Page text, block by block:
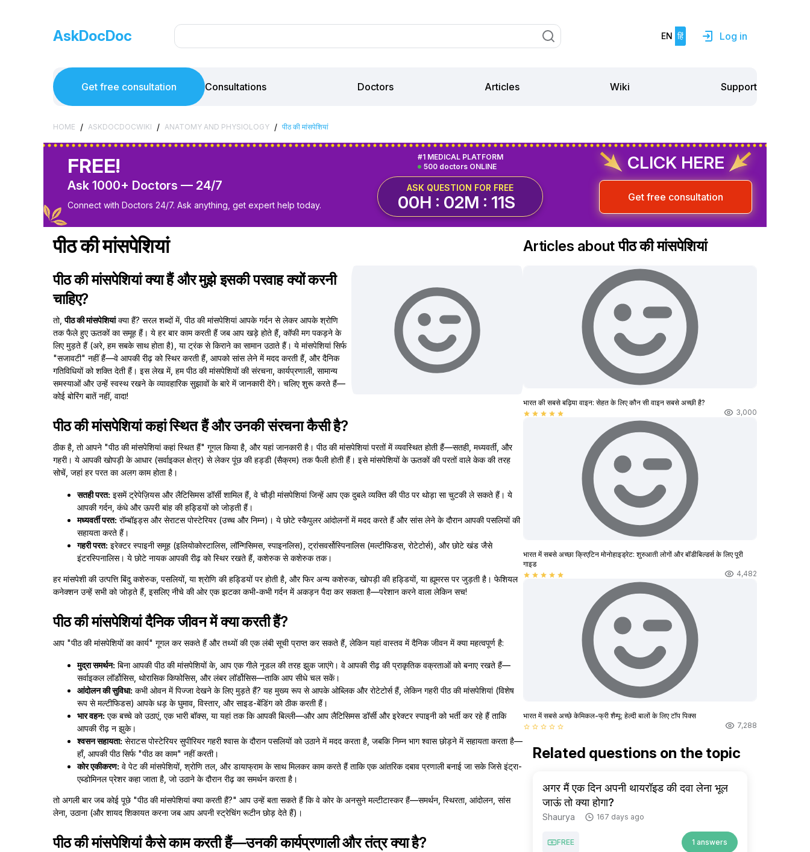
AskDocDoc EN हिं Log in
Get free consultation Consultations Doctors Articles Wiki Support
HOME / ASKDOCDOCWIKI / ANATOMY AND PHYSIOLOGY / पीठ की मांसपेशियां
FREE!
Ask 1000+ Doctors — 24/7
Connect with Doctors 24/7. Ask anything, get expert help today.
500 doctors ONLINE
#1 MEDICAL PLATFORM
ASK QUESTION FOR FREE
00H : 02M : 10S
CLICK HERE
Get free consultation
पीठ की मांसपेशियां
पीठ की मांसपेशियां क्या हैं और मुझे इसकी परवाह क्यों करनी
चाहिए?
तो,पीठ की मांसपेशियांक्या हैं? सरल शब्दों में, पीठ की मांसपेशियां आपके गर्दन से लेकर आपके श्रोणि
तक फैले हुए ऊतकों का समूह हैं। ये हर बार काम करती हैं जब आप खड़े होते हैं, कॉफी मग पकड़ने के
लिए मुड़ते हैं (अरे, हम सबके साथ होता है), या ट्रंक से किराने का सामान उठाते हैं। ये मांसपेशियां सिर्फ
"सजावटी" नहीं हैं—वे आपकी रीढ़ को स्थिर करती हैं, आपको सांस लेने में मदद करती हैं, और दैनिक
गतिविधियों को शक्ति देती हैं। इस लेख में, हम पीठ की मांसपेशियों की संरचना, कार्यप्रणाली, सामान्य
समस्याओं और उन्हें स्वस्थ रखने के व्यावहारिक सुझावों के बारे में जानकारी देंगे। चलिए शुरू करते हैं—
कोई बोरिंग बातें नहीं, वादा!
पीठ की मांसपेशियां कहां स्थित हैं और उनकी संरचना कैसी है?
ठीक है, तो आपने "पीठ की मांसपेशियां कहां स्थित हैं" गूगल किया है, और यहां जानकारी है। पीठ की मांसपेशियां परतों में व्यवस्थित होती हैं—सतही, मध्यवर्ती, और
गहरी। ये आपकी खोपड़ी के आधार (सर्वाइकल क्षेत्र) से लेकर पूंछ की हड्डी (सैक्रम) तक फैली होती हैं। इसे मांसपेशियों के ऊतकों की परतों वाले केक की तरह
सोचें, जहां हर परत का अलग काम होता है।
सतही परत: इसमें ट्रेपेज़ियस और लैटिसिमस डॉर्सी शामिल हैं, वे चौड़ी मांसपेशियां जिन्हें आप एक दुबले व्यक्ति की पीठ पर थोड़ा सा चुटकी ले सकते हैं। ये
आपकी गर्दन, कंधे और ऊपरी बांह की हड्डियों को जोड़ती हैं।
मध्यवर्ती परत: रॉम्बॉइड्स और सेराटस पोस्टेरियर (उच्च और निम्न)। ये छोटे स्कैपुलर आंदोलनों में मदद करते हैं और सांस लेने के दौरान आपकी पसलियों की
सहायता करते हैं।
गहरी परत: इरेक्टर स्पाइनी समूह (इलियोकोस्टालिस, लॉन्गिसिमस, स्पाइनलिस), ट्रांसवर्सोस्पिनालिस (मल्टीफिडस, रोटेटोर्स), और छोटे खंड जैसे
इंटरस्पिनालिस। ये छोटे नायक आपकी रीढ़ को स्थिर रखते हैं, कशेरुक से कशेरुक तक।
हर मांसपेशी की उत्पत्ति बिंदु कशेरुक, पसलियों, या श्रोणि की हड्डियों पर होती है, और फिर अन्य कशेरुक, खोपड़ी की हड्डियों, या ह्यूमरस पर जुड़ती है। फेशियल
कनेक्शन उन्हें सभी को जोड़ते हैं, इसलिए नीचे की ओर एक झटका कभी-कभी गर्दन में अकड़न पैदा कर सकता है—परेशान करने वाला लेकिन सच!
पीठ की मांसपेशियां दैनिक जीवन में क्या करती हैं?
आप "पीठ की मांसपेशियों का कार्य" गूगल कर सकते हैं और तथ्यों की एक लंबी सूची प्राप्त कर सकते हैं, लेकिन यहां वास्तव में दैनिक जीवन में क्या महत्वपूर्ण है:
मुद्रा समर्थन: बिना आपकी पीठ की मांसपेशियों के, आप एक गीले नूडल की तरह झुक जाएंगे। वे आपकी रीढ़ की प्राकृतिक वक्रताओं को बनाए रखते हैं—
सर्वाइकल लॉर्डोसिस, थोरासिक किफोसिस, और लंबर लॉर्डोसिस—ताकि आप सीधे चल सकें।
आंदोलन की सुविधा: कभी ओवन में पिज्जा देखने के लिए मुड़ते हैं? यह मुख्य रूप से आपके ओब्लिक और रोटेटोर्स हैं, लेकिन गहरी पीठ की मांसपेशियां (विशेष
रूप से मल्टीफिडस) आपके धड़ के घुमाव, विस्तार, और साइड-बेंडिंग को ठीक करती हैं।
भार वहन: एक बच्चे को उठाएं, एक भारी बॉक्स, या यहां तक कि आपकी बिल्ली—और आप लैटिसिमस डॉर्सी और इरेक्टर स्पाइनी को भर्ती कर रहे हैं ताकि
आपकी रीढ़ न झुके।
श्वसन सहायता: सेराटस पोस्टेरियर सुपीरियर गहरी श्वास के दौरान पसलियों को उठाने में मदद करता है, जबकि निम्न भाग श्वास छोड़ने में सहायता करता है—
हाँ, आपकी पीठ सिर्फ "पीठ का काम" नहीं करती।
कोर एकीकरण: वे पेट की मांसपेशियों, श्रोणि तल, और डायाफ्राम के साथ मिलकर काम करते हैं ताकि एक आंतरिक दबाव प्रणाली बनाई जा सके जिसे इंट्रा-
एब्डोमिनल प्रेशर कहा जाता है, जो उठाने के दौरान रीढ़ का समर्थन करता है।
तो अगली बार जब कोई पूछे "पीठ की मांसपेशियां क्या करती हैं?" आप उन्हें बता सकते हैं कि वे कोर के अनसुने मल्टीटास्कर हैं—समर्थन, स्थिरता, आंदोलन, सांस
लेना, उठाना (और शायद शिकायत करना जब आप अपनी स्ट्रेचिंग रूटीन छोड़ देते हैं)।
पीठ की मांसपेशियां कैसे काम करती हैं—उनकी कार्यप्रणाली और तंत्र क्या है?
Articles about पीठ की मांसपेशियां
भारत की सबसे बढ़िया वाइन: सेहत के लिए कौन सी वाइन सबसे अच्छी है?
star star star star star 3,000
भारत में सबसे अच्छा क्रिएटिन मोनोहाइड्रेट: शुरुआती लोगों और बॉडीबिल्डर्स के लिए पूरी
गाइड
star star star star star 4,482
भारत में सबसे अच्छे केमिकल-फ्री शैम्पू: हेल्दी बालों के लिए टॉप पिक्स
star_border star_border star_border star_border star_border 7,288
Related questions on the topic
अगर मैं एक दिन अपनी थायरॉइड की दवा लेना भूल
जाऊं तो क्या होगा?
Shaurya 167 days ago
FREE 1 answers